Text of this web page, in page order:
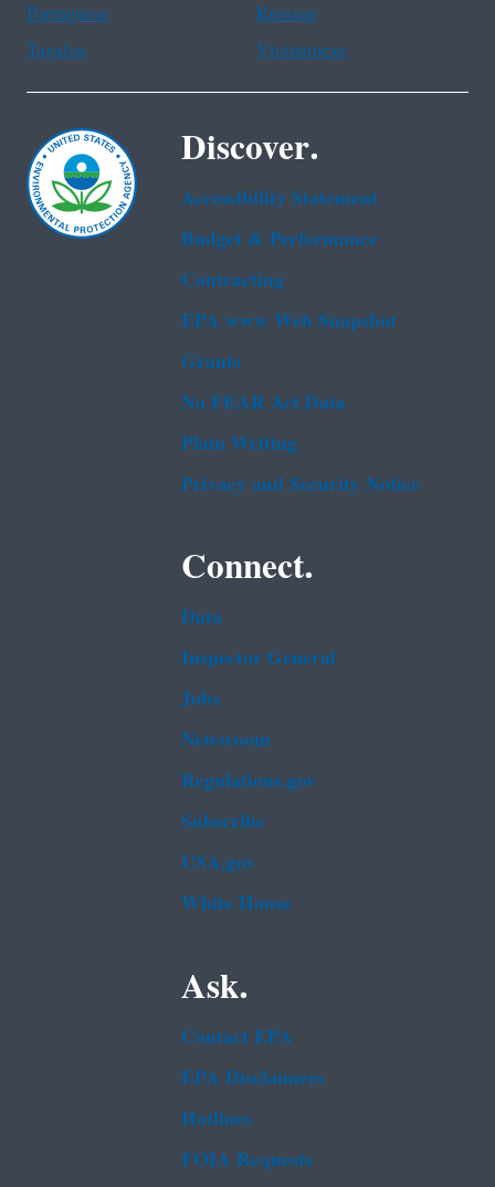
Portuguese
Russian
Tagalog
Vietnamese
Discover.
Accessibility Statement
Budget & Performance
Contracting
EPA www Web Snapshot
Grants
No FEAR Act Data
Plain Writing
Privacy and Security Notice
Connect.
Data
Inspector General
Jobs
Newsroom
Regulations.gov
Subscribe
USA.gov
White House
Ask.
Contact EPA
EPA Disclaimers
Hotlines
FOIA Requests